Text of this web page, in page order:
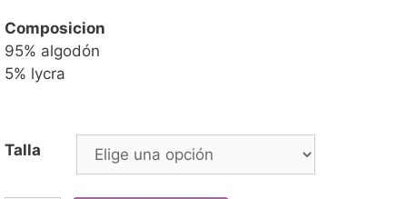
Composicion
95% algodón
5% lycra
Talla